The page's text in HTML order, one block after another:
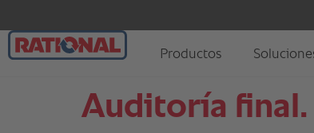
Auditoría final.